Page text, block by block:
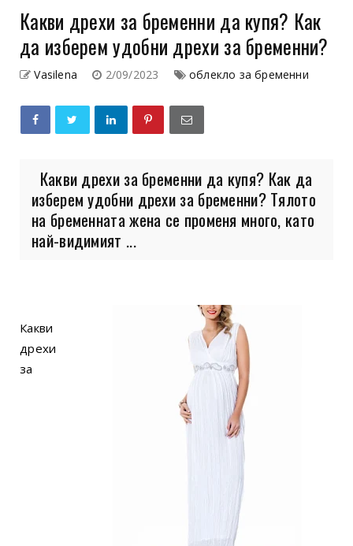
Какви дрехи за бременни да купя? Как
да изберем удобни дрехи за бременни?
Vasilena 2/09/2023 облекло за бременни
Какви дрехи за бременни да купя? Как да
изберем удобни дрехи за бременни? Тялото
на бременната жена се променя много, като
най-видимият ...
Какви
дрехи
за